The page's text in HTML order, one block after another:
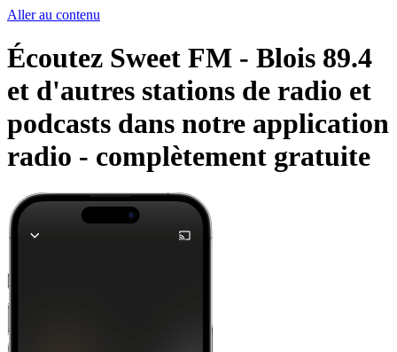
Aller au contenu
Écoutez Sweet FM - Blois 89.4
et d'autres stations de radio et
podcasts dans notre application
radio - complètement gratuite